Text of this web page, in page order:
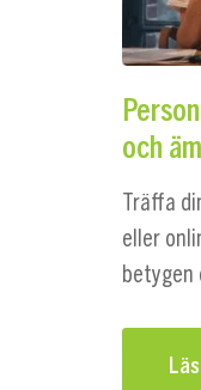
och
Träffa
eller
betygen